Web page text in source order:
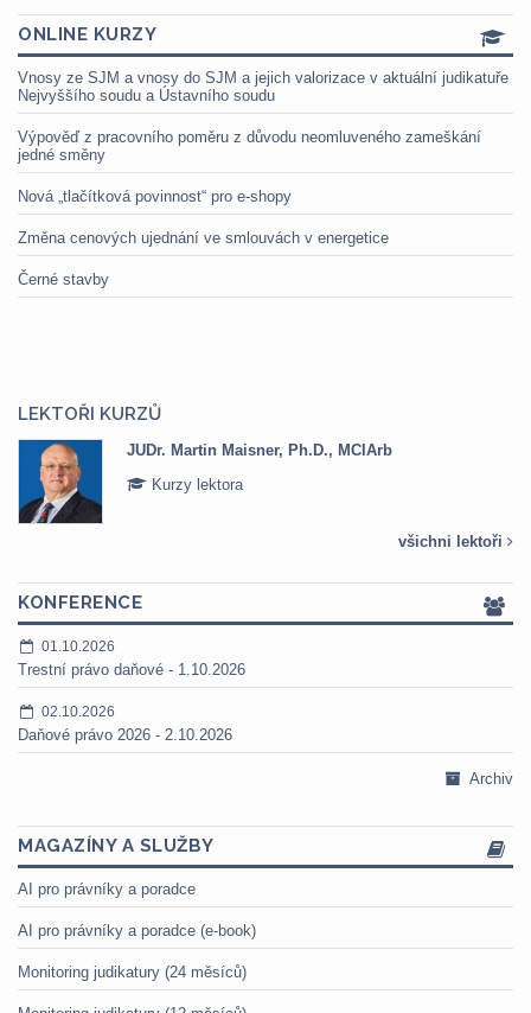
ONLINE KURZY
Vnosy ze SJM a vnosy do SJM a jejich valorizace v aktuální judikatuře
Nejvyššího soudu a Ústavního soudu
Výpověď z pracovního poměru z důvodu neomluveného zameškání
jedné směny
Nová „tlačítková povinnost“ pro e-shopy
Změna cenových ujednání ve smlouvách v energetice
Černé stavby
LEKTOŘI KURZŮ
JUDr. Martin Maisner, Ph.D., MCIArb
Kurzy lektora
všichni lektoři
KONFERENCE
01.10.2026
Trestní právo daňové - 1.10.2026
02.10.2026
Daňové právo 2026 - 2.10.2026
Archiv
MAGAZÍNY A SLUŽBY
AI pro právníky a poradce
AI pro právníky a poradce (e-book)
Monitoring judikatury (24 měsíců)